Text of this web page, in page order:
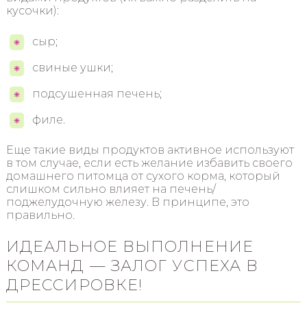
кусочки):
сыр;
свиные ушки;
подсушенная печень;
филе.
Еще такие виды продуктов активное используют
в том случае, если есть желание избавить своего
домашнего питомца от сухого корма, который
слишком сильно влияет на печень/
поджелудочную железу. В принципе, это
правильно.
ИДЕАЛЬНОЕ ВЫПОЛНЕНИЕ
КОМАНД — ЗАЛОГ УСПЕХА В
ДРЕССИРОВКЕ!